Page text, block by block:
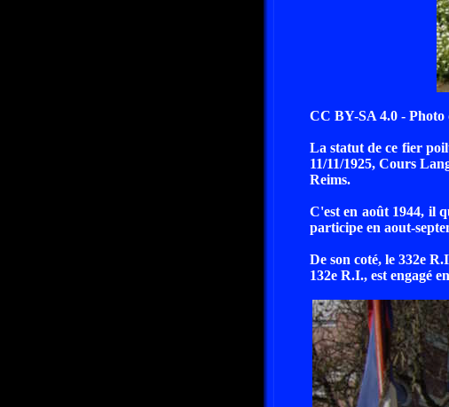
CC BY-SA 4.0 -
La statut de ce fier
11/11/1925, Cours
Reims.
C'est en août 1944, il
participe en aout-
De son coté, le 332e
132e R.I., est engagé